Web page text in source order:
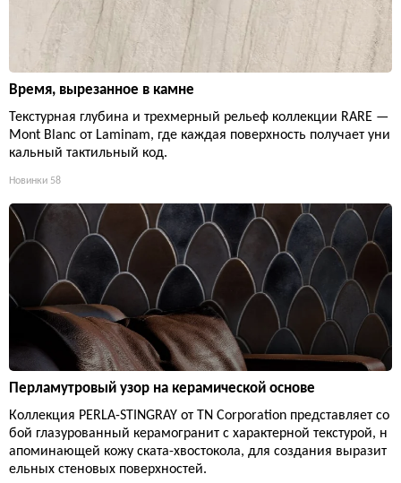
Время, вырезанное в камне
Текстурная глубина и трехмерный рельеф коллекции RARE —
Mont Blanc от Laminam, где каждая поверхность получает уни
кальный тактильный код.
Новинки 58
Перламутровый узор на керамической основе
Коллекция PERLA-STINGRAY от TN Corporation представляет со
бой глазурованный керамогранит с характерной текстурой, н
апоминающей кожу ската-хвостокола, для создания выразит
ельных стеновых поверхностей.